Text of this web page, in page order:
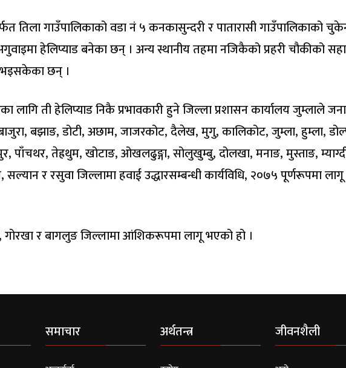
तिला गाउँपालिकाको वडा नं ५ कनकासुन्दरी र पातारासी गाउँपालिकाको
हेलिप्याड बनेका छन् । अन्य स्थानीय तहमा नजिकैको प्रहरी चौकीको
भइसकेका छन् ।
लागि ती हेलिप्याड निकै प्रभावकारी हुने जिल्ला प्रशासन कार्यालय जुम्लाले
बझाङ, डोटी, अछाम, जाजरकोट, दैलेख, मुगु, कालिकोट, जुम्ला, हुम्ला,
पाँचथर, तेह्रथुम, खोटाङ, ओखलढुङ्गा, सोलुखुम्बु, दोलखा, मनाङ, मुस्ताङ,
र रसुवा जिल्लामा हवाई उद्धारसम्बन्धी कार्यविधि, २०७५ पूर्णरूपमा
गोरखा र बागलुङ जिल्लामा आंशिकरूपमा लागू भएको हो ।
समाचार अर्थतन्त्र जीवनशैली